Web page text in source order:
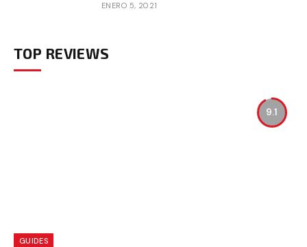
ENERO 5, 2021
TOP REVIEWS
9.1
GUIDES